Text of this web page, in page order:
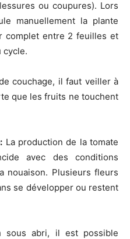
ou coupures). Lors
manuellement la plante
complet entre 2 feuilles et
cycle.
couchage, il faut veiller à
que les fruits ne touchent
La production de la tomate
avec des conditions
nouaison. Plusieurs fleurs
se développer ou restent
sous abri, il est possible